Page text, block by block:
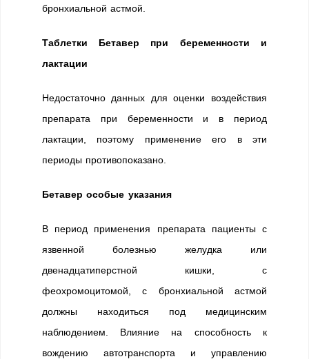
бронхиальной астмой.
Таблетки Бетавер при беременности и
лактации
Недостаточно данных для оценки воздействия
препарата при беременности и в период
лактации, поэтому применение его в эти
периоды противопоказано.
Бетавер особые указания
В период применения препарата пациенты с
язвенной болезнью желудка или
двенадцатиперстной кишки, с
феохромоцитомой, с бронхиальной астмой
должны находиться под медицинским
наблюдением. Влияние на способность к
вождению автотранспорта и управлению